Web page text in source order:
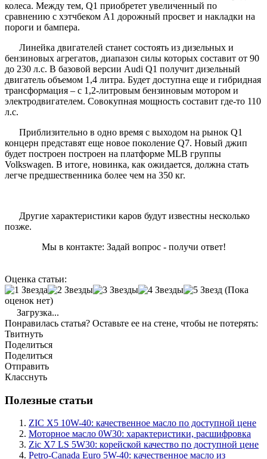
колеса. Между тем, Q1 приобретет увеличенный по
сравнению с хэтчбеком A1 дорожный просвет и накладки на
пороги и бампера.
Линейка двигателей станет состоять из дизельных и
бензиновых агрегатов, диапазон силы которых составит от 90
до 230 л.с. В базовой версии Audi Q1 получит дизельный
двигатель объемом 1,4 литра. Будет доступна еще и гибридная
трансформация – с 1,2-литровым бензиновым мотором и
электродвигателем. Совокупная мощность составит где-то 110
л.с.
Приблизительно в одно время с выходом на рынок Q1
концерн представят еще новое поколение Q7. Новый джип
будет построен построен на платформе MLB группы
Volkswagen. В итоге, новинка, как ожидается, должна стать
легче предшественника более чем на 350 кг.
Другие характеристики каров будут известны несколько
позже.
Мы в контакте: Задай вопрос - получи ответ!
Оценка статьи:
(Пока
оценок нет)
Загрузка...
Понравилась статья? Оставьте ее на стене, чтобы не потерять:
Твитнуть
Поделиться
Поделиться
Отправить
Класснуть
Полезные статьи
ZIC X5 10W-40: качественное масло по доступной цене
Моторное масло 0W30: характеристики, расшифровка
Zic X7 LS 5W30: корейской качество по доступной цене
Petro-Canada Euro 5W-40: качественное масло из